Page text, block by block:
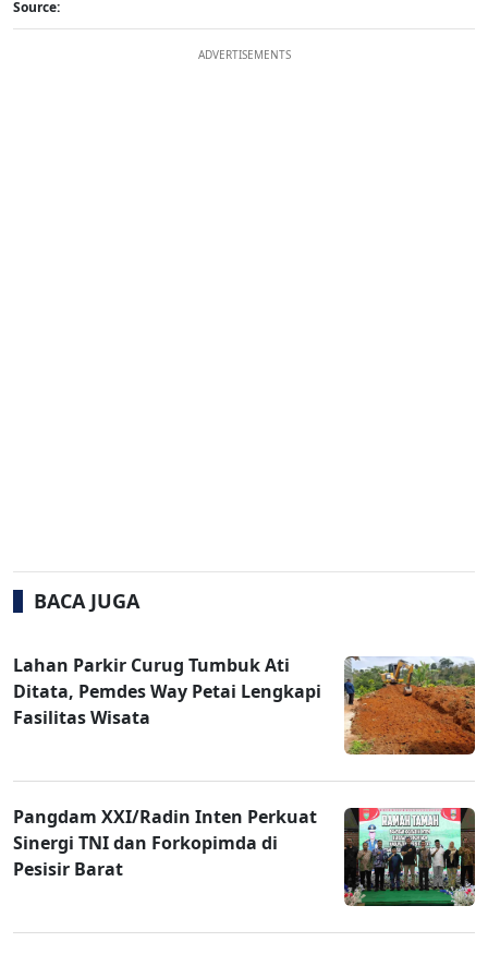
Source:
ADVERTISEMENTS
BACA JUGA
Lahan Parkir Curug Tumbuk Ati
Ditata, Pemdes Way Petai Lengkapi
Fasilitas Wisata
Pangdam XXI/Radin Inten Perkuat
Sinergi TNI dan Forkopimda di
Pesisir Barat